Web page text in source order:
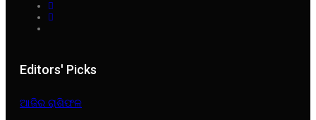
Editors' Picks
ଆଜିର ରାଶିଫଳ